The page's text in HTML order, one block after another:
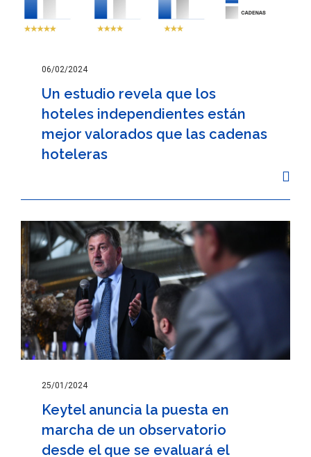
06/02/2024
Un estudio revela que los
hoteles independientes están
mejor valorados que las cadenas
hoteleras
25/01/2024
Keytel anuncia la puesta en
marcha de un observatorio
desde el que se evaluará el